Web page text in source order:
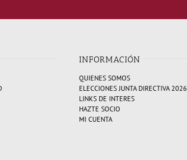
INFORMACIÓN
QUIENES SOMOS
ELECCIONES JUNTA DIRECTIVA 2026
LINKS DE INTERES
HAZTE SOCIO
MI CUENTA